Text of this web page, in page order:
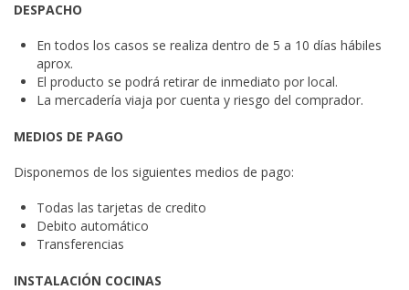
DESPACHO
En todos los casos se realiza dentro de 5 a 10 días hábiles
aprox.
El producto se podrá retirar de inmediato por local.
La mercadería viaja por cuenta y riesgo del comprador.
MEDIOS DE PAGO
Disponemos de los siguientes medios de pago:
Todas las tarjetas de credito
Debito automático
Transferencias
INSTALACIÓN COCINAS